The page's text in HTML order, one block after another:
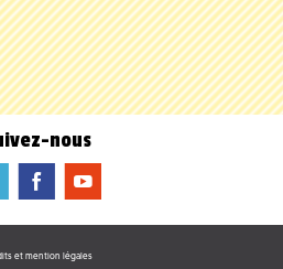
nous
b f
et mention légales